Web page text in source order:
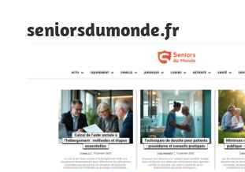
seniorsdumonde.fr